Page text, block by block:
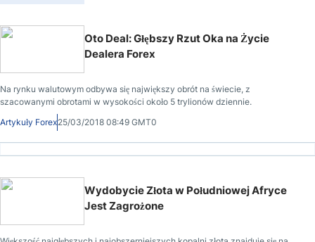
Oto Deal: Głębszy Rzut Oka na Życie
Dealera Forex
Na rynku walutowym odbywa się największy obrót na świecie, z
szacowanymi obrotami w wysokości około 5 trylionów dziennie.
Artykuły Forex25/03/2018 08:49 GMT0
Wydobycie Złota w Południowej Afryce
Jest Zagrożone